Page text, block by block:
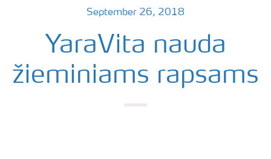
September 26, 2018
YaraVita nauda
žieminiams rapsams